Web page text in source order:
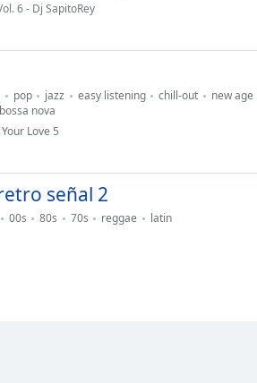
6 - Dj SapitoRey
pop jazz easy listening chill-out
new age
bossa nova
Love 5
señal 2
00s 80s 70s reggae
latin